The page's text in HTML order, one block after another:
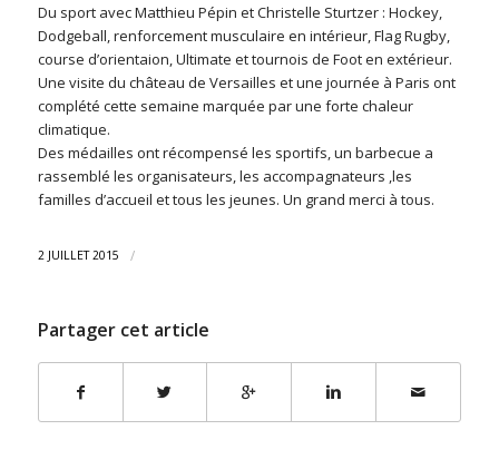
Du sport avec Matthieu Pépin et Christelle Sturtzer : Hockey,
Dodgeball, renforcement musculaire en intérieur, Flag Rugby,
course d’orientaion, Ultimate et tournois de Foot en extérieur.
Une visite du château de Versailles et une journée à Paris ont
complété cette semaine marquée par une forte chaleur
climatique.
Des médailles ont récompensé les sportifs, un barbecue a
rassemblé les organisateurs, les accompagnateurs ,les
familles d’accueil et tous les jeunes. Un grand merci à tous.
2 JUILLET 2015 /
Partager cet article